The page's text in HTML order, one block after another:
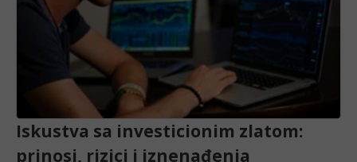
Iskustva sa investicionim zlatom:
prinosi, rizici i iznenađenja